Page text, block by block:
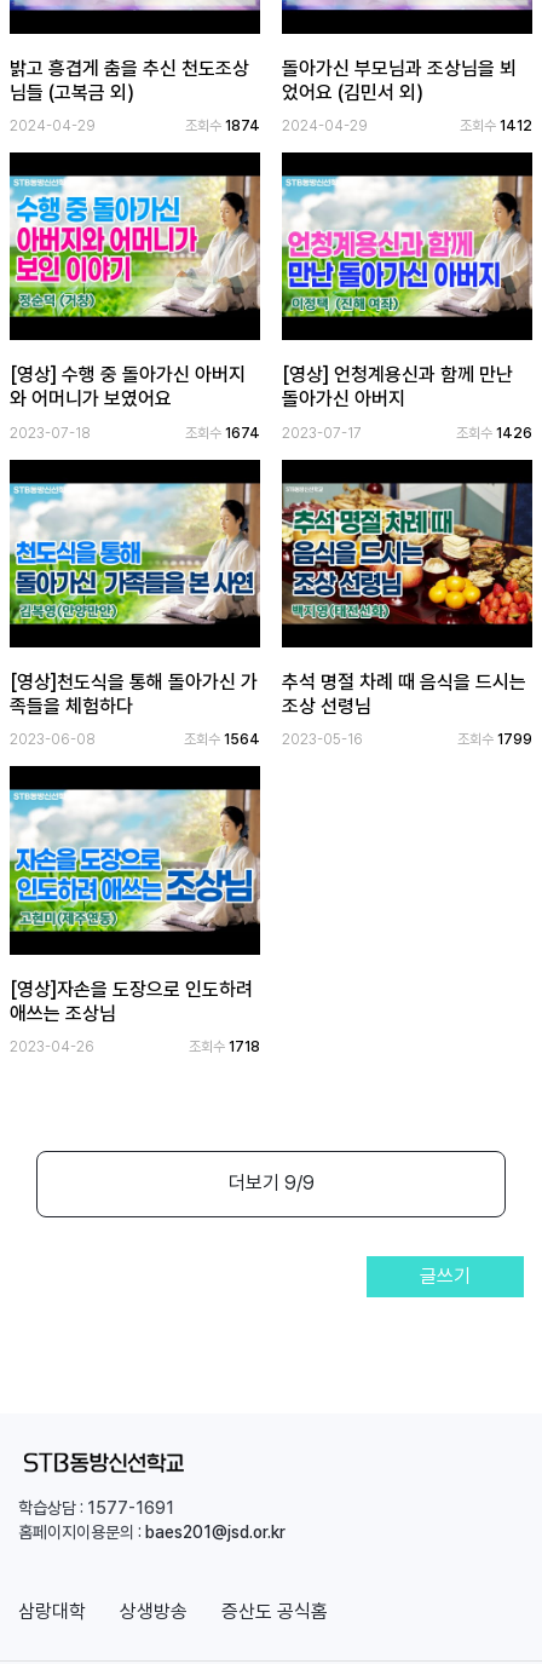
밝고 흥겹게 춤을 추신 천도조상
님들 (고복금 외)
2024-04-29 조회수1874
돌아가신 부모님과 조상님을 뵈
었어요 (김민서 외)
2024-04-29 조회수 1412
[영상] 수행 중 돌아가신 아버지
와 어머니가 보였어요
2023-07-18 조회수1674
[영상] 언청계용신과 함께 만난
돌아가신 아버지
2023-07-17 조회수 1426
[영상]천도식을 통해 돌아가신 가
족들을 체험하다
2023-06-08 조회수1564
추석 명절 차례 때 음식을 드시는
조상 선령님
2023-05-16 조회수 1799
[영상]자손을 도장으로 인도하려
애쓰는 조상님
2023-04-26 조회수1718
더보기 9/9
글쓰기
학습상담 : 1577-1691
홈페이지이용문의 : baes201@jsd.or.kr
삼랑대학 상생방송 증산도 공식홈